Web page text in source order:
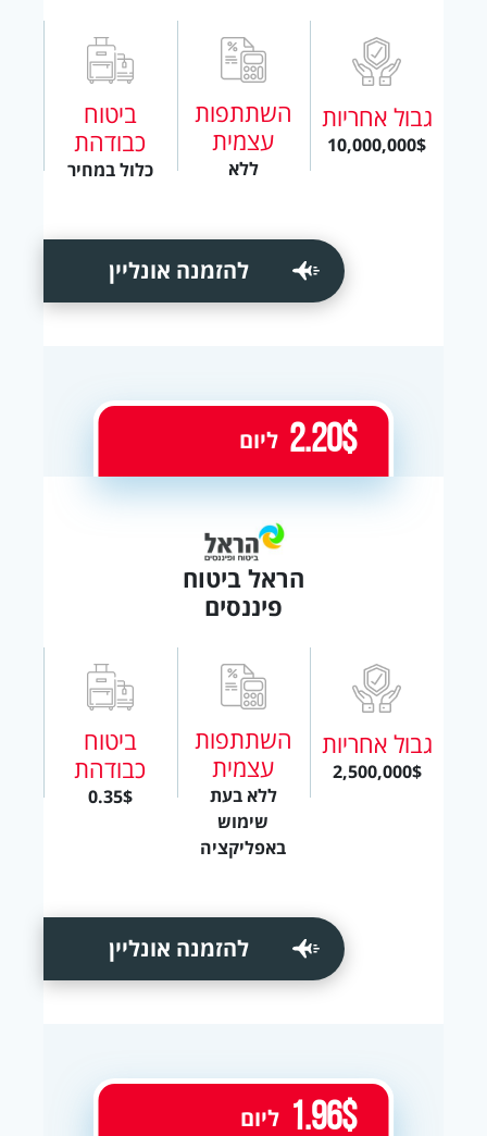
גבול אחריות
10,000,000$
השתתפות
עצמית
ללא
ביטוח
כבודהת
כלול במחיר
להזמנה אונליין
הראל ביטוח
פיננסים
גבול אחריות
2,500,000$
השתתפות
עצמית
ללא בעת
שימוש
באפליקציה
ביטוח
כבודהת
0.35$
2.20$ ליום
להזמנה אונליין
1.96$ ליום